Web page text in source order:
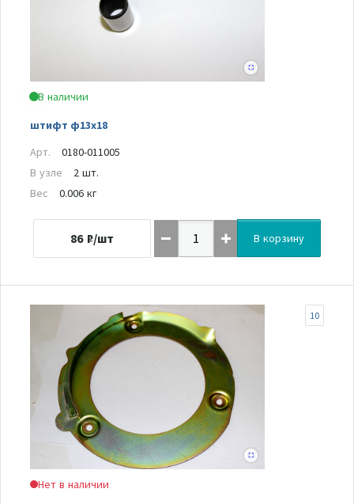
В наличии
штифт ф13х18
Арт.
0180-011005
В узле
2 шт.
Вес
0.006 кг
86 ₽/шт В корзину
Нет в наличии
10